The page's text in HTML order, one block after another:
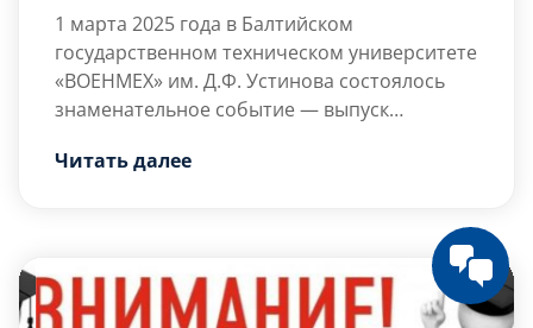
1 марта 2025 года в Балтийском
государственном техническом университете
«ВОЕНМЕХ» им. Д.Ф. Устинова состоялось
знаменательное событие — выпуск
выпускника. В торжественной обстановке
учёбы, но и начало нового пути, полного
возможностей и ответственности.
Евгеньевич Шашурин […]
Читать далее